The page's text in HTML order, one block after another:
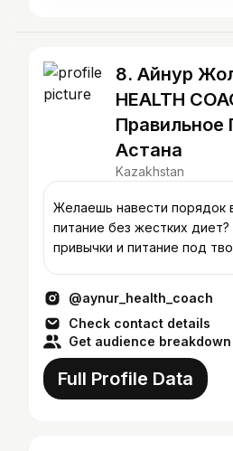
8. Айнур
HEALTH
Правильное
Астана
Kazakhstan
Желаешь навести порядок
питание без жестких диет?
привычки и питание под
@aynur_health_coach
Check contact details
Get audience breakdown
Full Profile Data